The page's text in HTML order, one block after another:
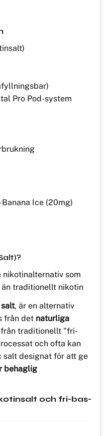
Pro Pod-system
Banana Ice (20mg)
nikotinalternativ som
än traditionellt nikotin
, är en alternativ
från det naturliga
traditionellt "fri-
och ofta kan
salt designat för att ge
behaglig
och fri-bas-